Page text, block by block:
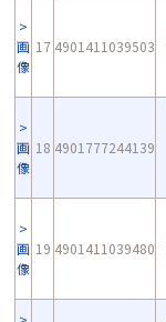
画
像
17 4901411039503
画
像
18 4901777244139
画
像
19 4901411039480